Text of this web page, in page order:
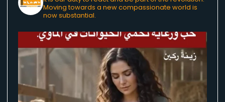
Moving towards a new compassionate world is
now substantial.